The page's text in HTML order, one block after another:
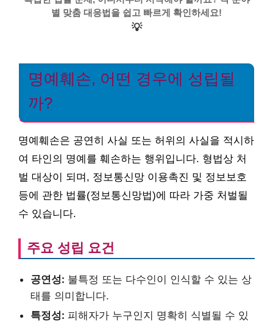
별 맞춤 대응법을 쉽고 빠르게 확인하세요!
💡
명예훼손, 어떤 경우에 성립될
까?
명예훼손은 공연히 사실 또는 허위의 사실을 적시하
여 타인의 명예를 훼손하는 행위입니다. 형법상 처
벌 대상이 되며, 정보통신망 이용촉진 및 정보보호
등에 관한 법률(정보통신망법)에 따라 가중 처벌될
수 있습니다.
주요 성립 요건
공연성: 불특정 또는 다수인이 인식할 수 있는 상
태를 의미합니다.
특정성: 피해자가 누구인지 명확히 식별될 수 있